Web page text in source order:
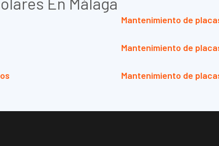
Mantenimiento de
Mantenimiento de
Mantenimiento de